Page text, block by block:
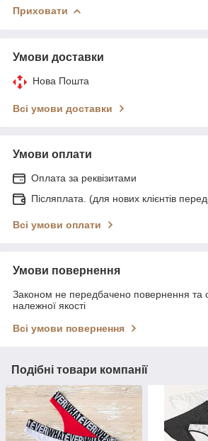
Приховати
Умови доставки
Нова Пошта
Всі умови доставки
Умови оплати
Оплата за реквізитами
Післяплата. (для нових клієнтів
Всі умови оплати
Умови повернення
Законом не передбачено повернення та
належної якості
Всі умови повернення
Подібні товари компанії